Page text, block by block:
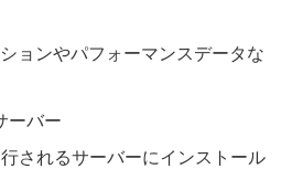
ョンやパフォーマンスデータな
ーバー
されるサーバーにインストール